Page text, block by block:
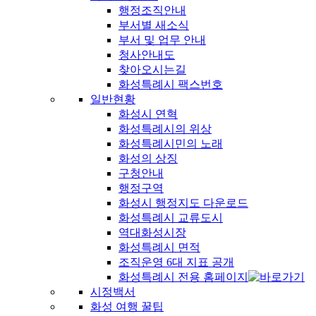
행정조직안내
부서별 새소식
부서 및 업무 안내
청사안내도
찾아오시는길
화성특례시 팩스번호
일반현황
화성시 연혁
화성특례시의 위상
화성특례시민의 노래
화성의 상징
구청안내
행정구역
화성시 행정지도 다운로드
화성특례시 교류도시
역대화성시장
화성특례시 면적
조직운영 6대 지표 공개
화성특례시 전용 홈페이지
시정백서
화성 여행 꿀팁